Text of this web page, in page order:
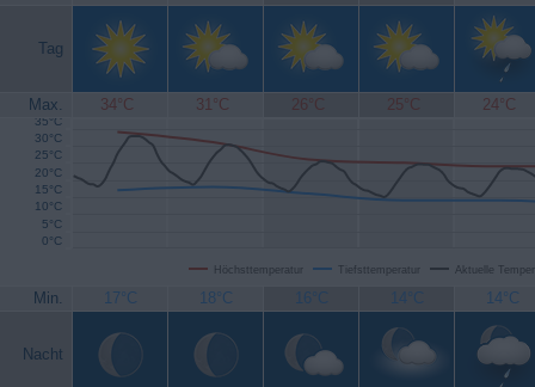
Tag
Max. 34°C 31°C 26°C 25°C 24°C
Höchsttemperatur Tiefsttemperatur Aktuelle
0°C
5°C
10°C
15°C
20°C
25°C
30°C
35°C
Min. 17°C 18°C 16°C 14°C 14°C
Nacht